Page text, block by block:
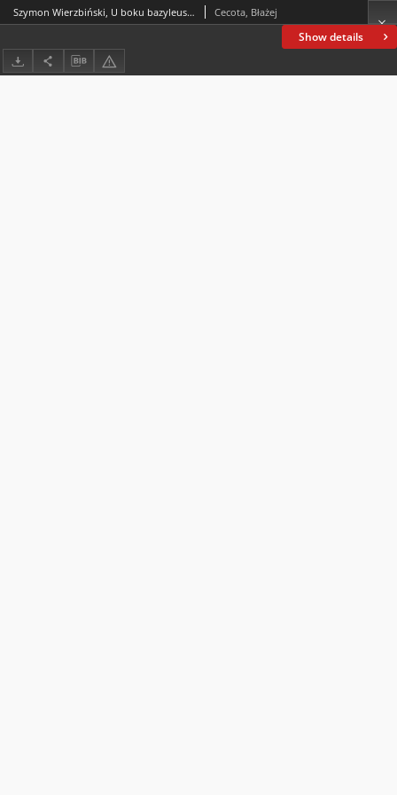
Show details
Szymon Wierzbiński, U boku bazyleusa. Frankowie i Waregowie w cesarstwie bizantyńskim w XI w. [By the Basileus’s side. Franks and Varangians in the Byzantine Empire in the 11th century], Byzantina Lodziensia XXXVII, Wydawnictwo Uniwersytetu Łódzkiego, Łódź 2019, pp. 434 Cecota, Błażej